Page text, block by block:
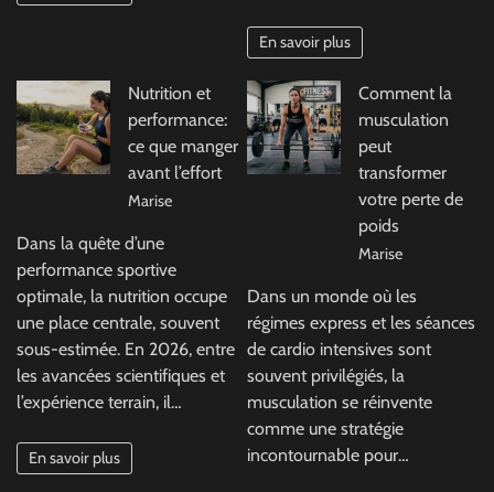
En savoir plus
Nutrition et
performance:
ce que manger
avant l’effort
Marise
Dans la quête d’une
performance sportive
optimale, la nutrition occupe
une place centrale, souvent
sous-estimée. En 2026, entre
les avancées scientifiques et
l’expérience terrain, il…
En savoir plus
Comment la
musculation
peut
transformer
votre perte de
poids
Marise
Dans un monde où les
régimes express et les séances
de cardio intensives sont
souvent privilégiés, la
musculation se réinvente
comme une stratégie
incontournable pour…